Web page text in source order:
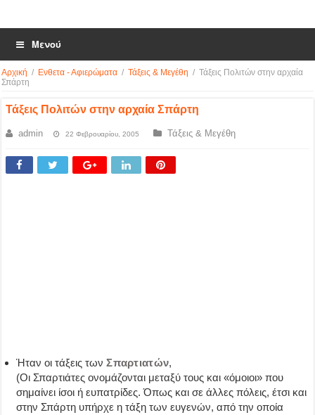
Μενού
Αρχική / Ενθετα - Αφιερώματα / Τάξεις & Μεγέθη / Τάξεις Πολιτών στην αρχαία
Σπάρτη
Τάξεις Πολιτών στην αρχαία Σπάρτη
admin 22 Φεβρουαρίου, 2005 Τάξεις & Μεγέθη
Ήταν οι τάξεις τωνΣπαρτιατών,
(Οι Σπαρτιάτες ονομάζονται μεταξύ τους και «όμοιοι» που
σημαίνει ίσοι ή ευπατρίδες. Όπως και σε άλλες πόλεις, έτσι και
στην Σπάρτη υπήρχε η τάξη των ευγενών, από την οποία